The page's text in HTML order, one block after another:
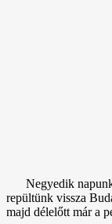
Negyedik
repültünk vissza
majd délelőtt már a